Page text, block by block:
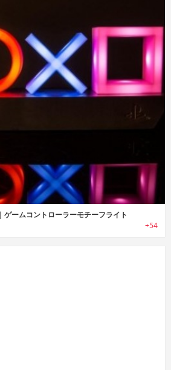
ームコントローラーモチーフライト
+54